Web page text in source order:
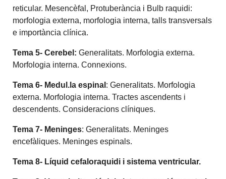
reticular. Mesencèfal, Protuberància i Bulb raquidi:
morfologia externa, morfologia interna, talls transversals
e importància clínica.
Tema 5- Cerebel: Generalitats. Morfologia externa.
Morfologia interna. Connexions.
Tema 6- Medul.la espinal : Generalitats. Morfologia
externa. Morfologia interna. Tractes ascendents i
descendents. Consideracions clíniques.
Tema 7- Meninges: Generalitats. Meninges
encefàliques. Meninges espinals.
Tema 8- Líquid cefaloraquidi i sistema ventricular.